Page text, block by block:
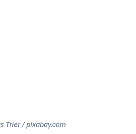
Trier / pixabay.com